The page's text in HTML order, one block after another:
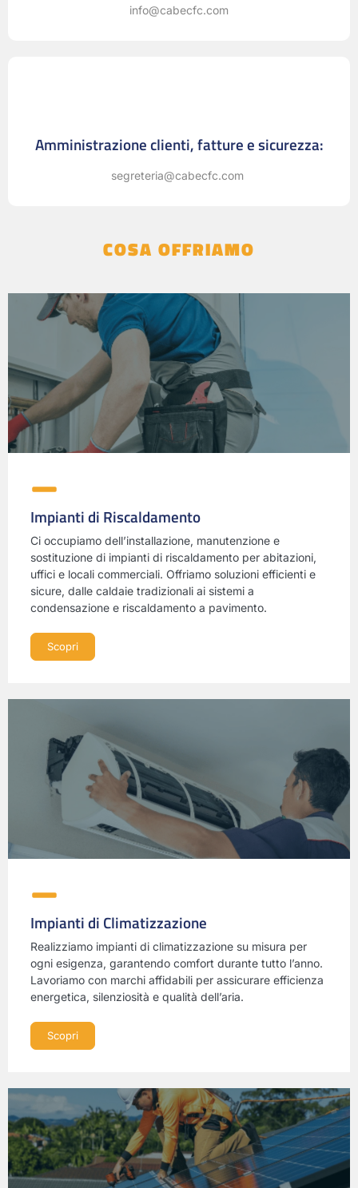
info@cabecfc.com
Amministrazione clienti, fatture e sicurezza:
segreteria@cabecfc.com
COSA OFFRIAMO
Impianti di Riscaldamento
Ci occupiamo dell’installazione, manutenzione e
sostituzione di impianti di riscaldamento per abitazioni,
uffici e locali commerciali. Offriamo soluzioni efficienti e
sicure, dalle caldaie tradizionali ai sistemi a
condensazione e riscaldamento a pavimento.
Scopri
Impianti di Climatizzazione
Realizziamo impianti di climatizzazione su misura per
ogni esigenza, garantendo comfort durante tutto l’anno.
Lavoriamo con marchi affidabili per assicurare efficienza
energetica, silenziosità e qualità dell’aria.
Scopri